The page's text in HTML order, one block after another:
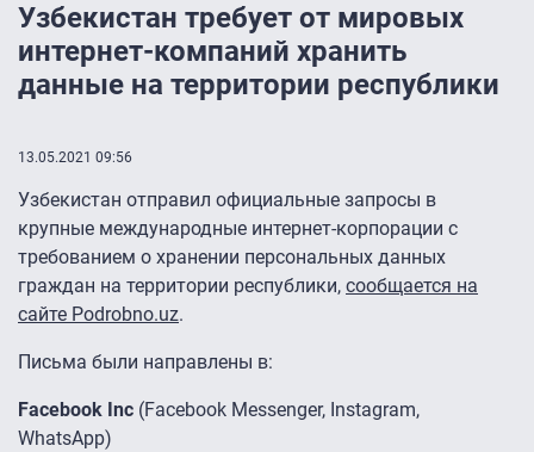
Узбекистан требует от мировых
интернет-компаний хранить
данные на территории республики
13.05.2021 09:56
Узбекистан отправил официальные запросы в
крупные международные интернет-корпорации с
требованием о хранении персональных данных
граждан на территории республики, сообщается на
сайте Podrobno.uz.
Письма были направлены в:
Facebook Inc (Facebook Messenger, Instagram,
WhatsApp)